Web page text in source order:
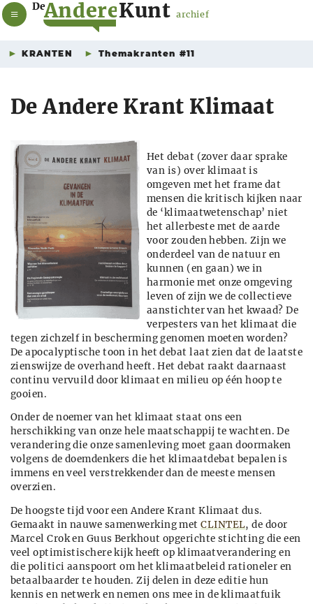
DeAndereKunt archief
KRANTEN Themakranten #11
De Andere Krant Klimaat
Het debat (zover daar sprake
van is) over klimaat is
omgeven met het frame dat
mensen die kritisch kijken naar
de ‘klimaatwetenschap’ niet
het allerbeste met de aarde
voor zouden hebben. Zijn we
onderdeel van de natuur en
kunnen (en gaan) we in
harmonie met onze omgeving
leven of zijn we de collectieve
aanstichter van het kwaad? De
verpesters van het klimaat die
tegen zichzelf in bescherming genomen moeten worden?
De apocalyptische toon in het debat laat zien dat de laatste
zienswijze de overhand heeft. Het debat raakt daarnaast
continu vervuild door klimaat en milieu op één hoop te
gooien.
Onder de noemer van het klimaat staat ons een
herschikking van onze hele maatschappij te wachten. De
verandering die onze samenleving moet gaan doormaken
volgens de doemdenkers die het klimaatdebat bepalen is
immens en veel verstrekkender dan de meeste mensen
overzien.
De hoogste tijd voor een Andere Krant Klimaat dus.
Gemaakt in nauwe samenwerking metCLINTEL, de door
Marcel Crok en Guus Berkhout opgerichte stichting die een
veel optimistischere kijk heeft op klimaatverandering en
die politici aanspoort om het klimaatbeleid rationeler en
betaalbaarder te houden. Zij delen in deze editie hun
kennis en netwerk en nemen ons mee in de klimaatfuik